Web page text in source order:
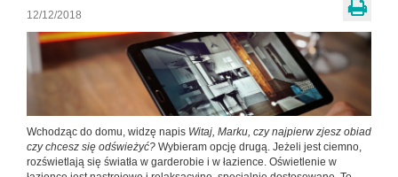
12/12/2018
Wchodząc do domu, widzę napis Witaj, Marku, czy najpierw zjesz obiad
czy chcesz się odświeżyć? Wybieram opcję drugą. Jeżeli jest ciemno,
rozświetlają się światła w garderobie i w łazience. Oświetlenie w